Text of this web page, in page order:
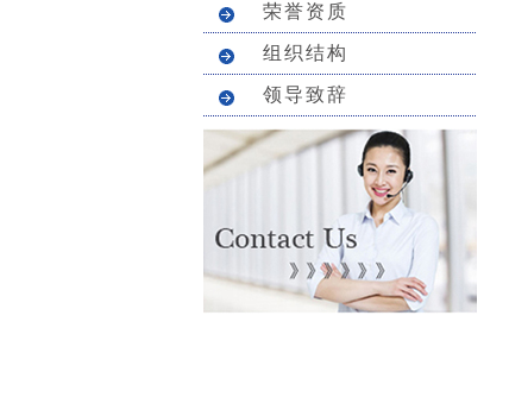
荣誉资质
组织结构
领导致辞